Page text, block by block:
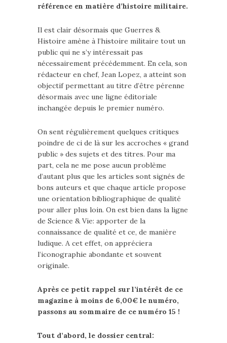
référence en matière d’histoire militaire.
Il est clair désormais que Guerres &
Histoire amène à l’histoire militaire tout un
public qui ne s’y intéressait pas
nécessairement précédemment. En cela, son
rédacteur en chef, Jean Lopez, a atteint son
objectif permettant au titre d’être pérenne
désormais avec une ligne éditoriale
inchangée depuis le premier numéro.
On sent régulièrement quelques critiques
poindre de ci de là sur les accroches « grand
public » des sujets et des titres. Pour ma
part, cela ne me pose aucun problème
d’autant plus que les articles sont signés de
bons auteurs et que chaque article propose
une orientation bibliographique de qualité
pour aller plus loin. On est bien dans la ligne
de Science & Vie: apporter de la
connaissance de qualité et ce, de manière
ludique. A cet effet, on appréciera
l’iconographie abondante et souvent
originale.
Après ce petit rappel sur l’intérêt de ce
magazine à moins de 6,00€ le numéro,
passons au sommaire de ce numéro 15 !
Tout d’abord, le dossier central: